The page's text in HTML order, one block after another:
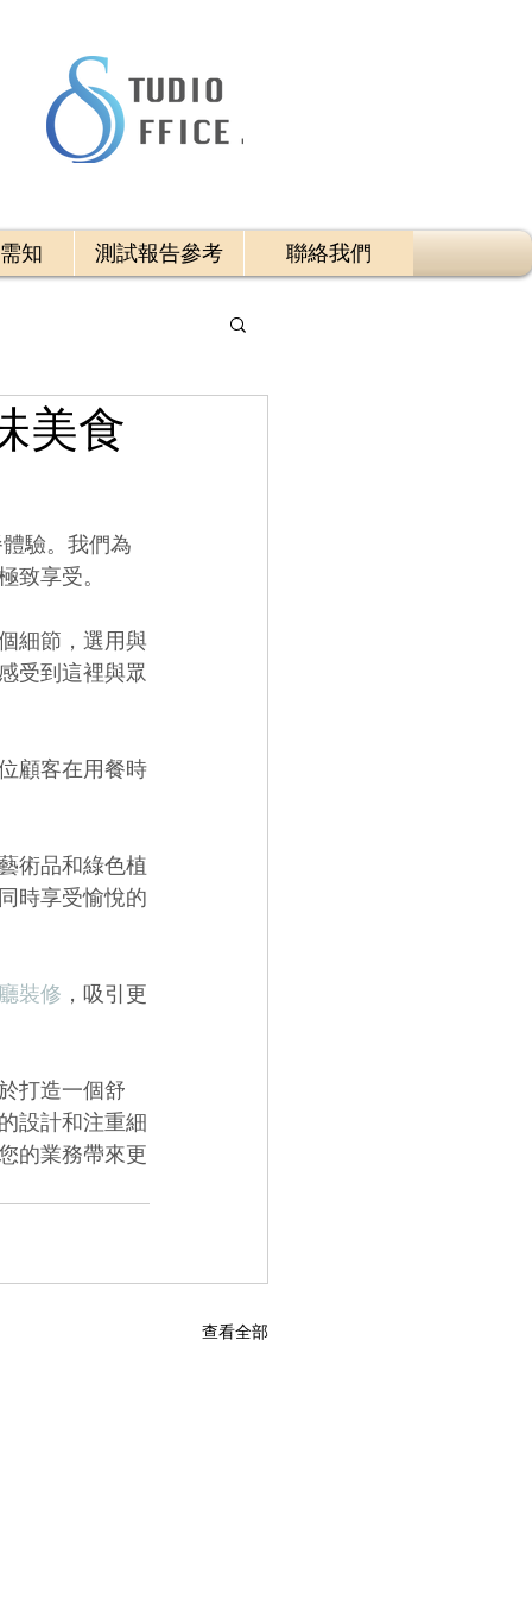
知 測試報告參考 聯絡我們
美食
驗。我們為
致享受。
細節，選用與
受到這裡與眾
顧客在用餐時
術品和綠色植
時享受愉悅的
裝修 ，吸引更
打造一個舒
設計和注重細
的業務帶來更
查看全部